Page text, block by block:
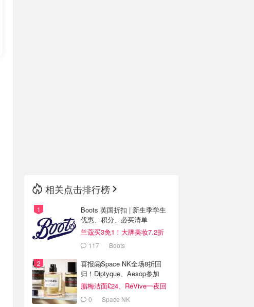
相关点击排行榜
Boots 英国折扣 | 新生季学生
优惠、积分、必买清单
兰蔻买3免1！大牌美妆7.2折
117 Boots
喜报🤗Space NK全场8折回
归！Diptyque、Aesop参加
腊梅洁面£24、RéVive一夜回
春油有货
0 Space NK